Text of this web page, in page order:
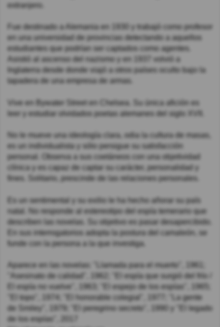
extranjero.
Fue destinado a Alemania en 1930 y trabajó como profesor
en una universidad de provincias detectando a aquellos
estudiantes que podrían ser captados como agentes.
Asistió al ascenso del nazismo y en 1937 volvió a
Inglaterra desde donde viajó a otros países oculto bajo la
tapadera de una empresa de armas.
Vive en Bywater Street en Chelsea. Su única afición es
leer y estudiar olvidados poetas alemanes del siglo XVII.
No le mueve una ideología clara, odia la cultura de masas,
es un individualista y sólo persigue su satisfacción
personal. Observa a sus coetáneos con una objetividad
clínica y es capaz de captar su carácter, personalidad y
fines. Solitario, prescinde de las relaciones personales.
Es un sentimental y su exilio le ha hecho añorar su país
natal. No responde al estereotipo del espía temerario que
describen las novelas. Su objetivo es pasar desapercibido.
En sus interrogatorios adopta la postura del camaleón, se
funde con la persona a la que investiga.
Aparece en las novelas: "Llamada para el muerto", 1961;
"Asesinato de calidad", 1962; "El espía que surgió del frío /
El espía no vuelve", 1963; "El espejo de los espías", 1965;
"El topo", 1974; "El honorable colegial", 1977; "La gente
de Smiley", 1979; "El peregrino secreto", 1990 y "El legado
de los espías", 2017